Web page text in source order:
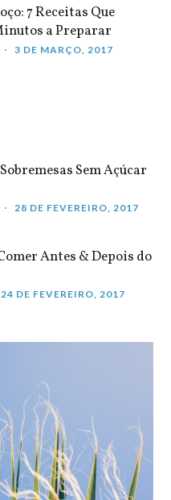
7 Receitas Que
a Preparar
3 DE MARÇO, 2017
Sem Açúcar
28 DE FEVEREIRO, 2017
Antes & Depois do
24 DE FEVEREIRO, 2017